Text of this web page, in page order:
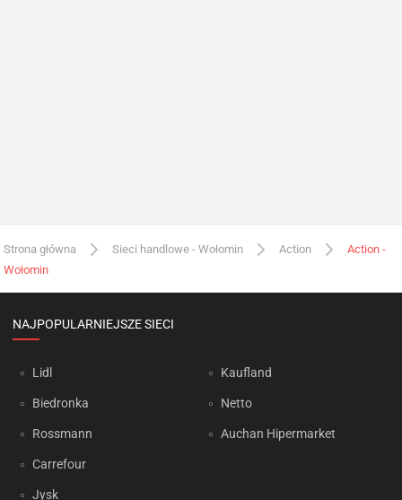
Strona główna Sieci handlowe - Wołomin Action
Action -
Wołomin
NAJPOPULARNIEJSZE SIECI
Lidl
Biedronka
Rossmann
Carrefour
Jysk
Kaufland
Netto
Auchan Hipermarket